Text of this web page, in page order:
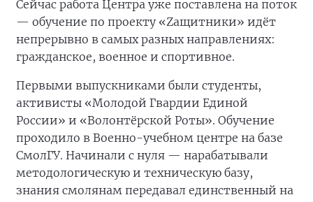
Сейчас работа Центра уже поставлена на поток
— обучение по проекту «Zащитники» идёт
непрерывно в самых разных направлениях:
гражданское, военное и спортивное.
Первыми выпускниками были студенты,
активисты «Молодой Гвардии Единой
России» и «Волонтёрской Роты». Обучение
проходило в Военно-учебном центре на базе
СмолГУ. Начинали с нуля — нарабатывали
методологическую и техническую базу,
знания смолянам передавал единственный на